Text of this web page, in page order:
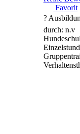
Favorit
?
durch: n.v